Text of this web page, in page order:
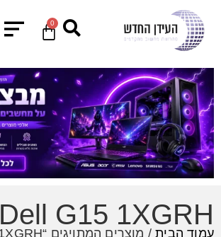
0
Dell G15 1XGRH
עמוד הבית/ מוצרים המתויגים “Dell G15 1XGRH”